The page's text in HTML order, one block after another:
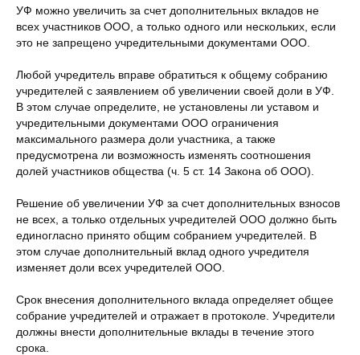
УФ можно увеличить за счет дополнительных вкладов не
всех участников ООО, а только одного или нескольких, если
это не запрещено учредительными документами ООО.
Любой учредитель вправе обратиться к общему собранию
учредителей с заявлением об увеличении своей доли в УФ.
В этом случае определите, не установлены ли уставом и
учредительными документами ООО ограничения
максимального размера доли участника, а также
предусмотрена ли возможность изменять соотношения
долей участников общества (ч. 5 ст. 14 Закона об ООО).
Решение об увеличении УФ за счет дополнительных взносов
не всех, а только отдельных учредителей ООО должно быть
единогласно принято общим собранием учредителей. В
этом случае дополнительный вклад одного учредителя
изменяет доли всех учредителей ООО.
Срок внесения дополнительного вклада определяет общее
собрание учредителей и отражает в протоколе. Учредители
должны внести дополнительные вклады в течение этого
срока.